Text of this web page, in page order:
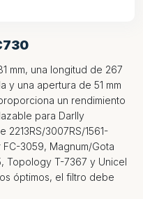
mm, una longitud de 267
y una apertura de 51 mm
un rendimiento
para Darlly
2213RS/3007RS/1561-
FC-3059, Magnum/Gota
Topology T-7367 y Unicel
óptimos, el filtro debe